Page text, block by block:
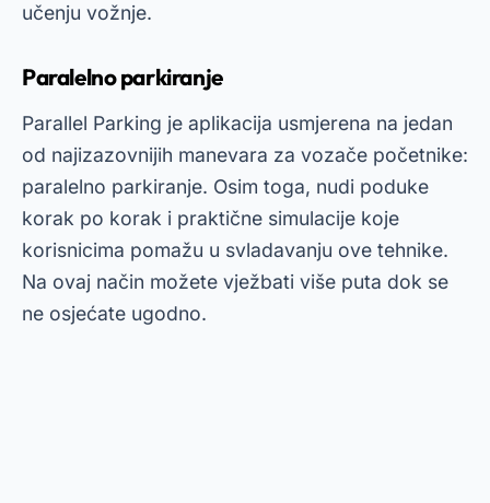
učenju vožnje.
Paralelno parkiranje
Parallel Parking je aplikacija usmjerena na jedan
od najizazovnijih manevara za vozače početnike:
paralelno parkiranje. Osim toga, nudi poduke
korak po korak i praktične simulacije koje
korisnicima pomažu u svladavanju ove tehnike.
Na ovaj način možete vježbati više puta dok se
ne osjećate ugodno.